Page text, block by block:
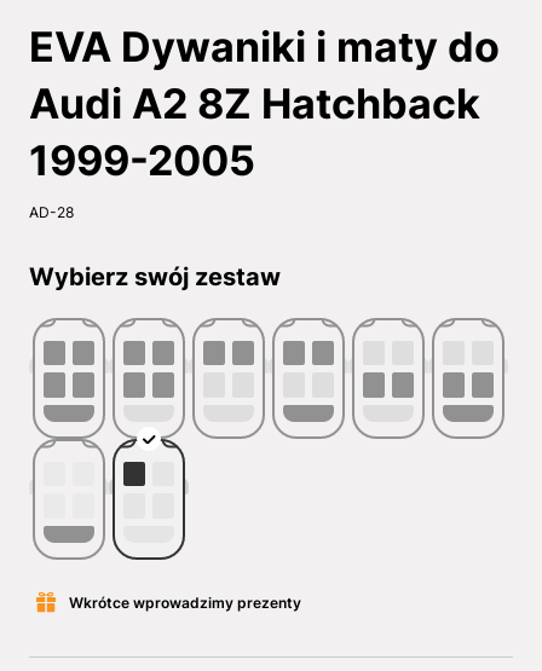
EVA Dywaniki i maty do
Audi A2 8Z Hatchback
1999-2005
AD-28
Wybierz swój zestaw
Wkrótce wprowadzimy prezenty